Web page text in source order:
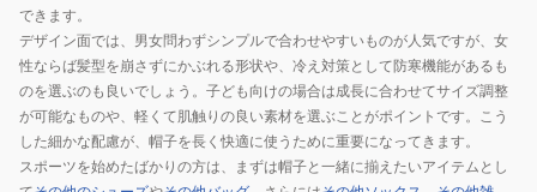
剤
ポ
ケ
ッ
ト
触
冷
感
顔
コ
ン
パ
ク
ト
手
パ
ク
ト
手
洗
い
できます。
デザイン面では、男女問わずシンプルで合わせやすいものが人気ですが、女
性ならば髪型を崩さずにかぶれる形状や、冷え対策として防寒機能があるも
のを選ぶのも良いでしょう。子ども向けの場合は成長に合わせてサイズ調整
が可能なものや、軽くて肌触りの良い素材を選ぶことがポイントです。こう
した細かな配慮が、帽子を長く快適に使うために重要になってきます。
スポーツを始めたばかりの方は、まずは帽子と一緒に揃えたいアイテムとし